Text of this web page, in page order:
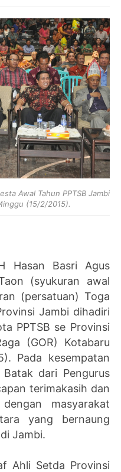
Awal Tahun PPTSB Jambi
(15/2/2015).
Hasan Basri Agus
(syukuran awal
(persatuan) Toga
Jambi dihadiri
PPTSB se Provinsi
(GOR) Kotabaru
Pada kesempatan
dari Pengurus
terimakasih dan
masyarakat
yang bernaung
Jambi.
Ahli Setda Provinsi